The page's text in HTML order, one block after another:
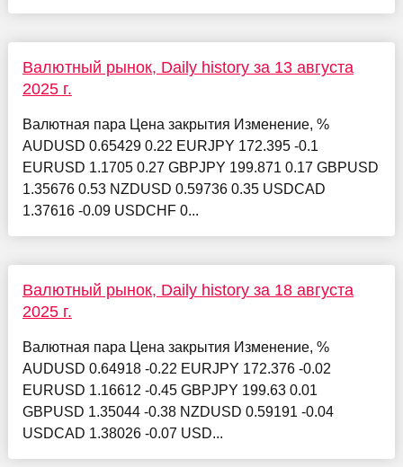
Валютный рынок, Daily history за 13 августа
2025 г.
Валютная пара Цена закрытия Изменение, %
AUDUSD 0.65429 0.22 EURJPY 172.395 -0.1
EURUSD 1.1705 0.27 GBPJPY 199.871 0.17 GBPUSD
1.35676 0.53 NZDUSD 0.59736 0.35 USDCAD
1.37616 -0.09 USDCHF 0...
Валютный рынок, Daily history за 18 августа
2025 г.
Валютная пара Цена закрытия Изменение, %
AUDUSD 0.64918 -0.22 EURJPY 172.376 -0.02
EURUSD 1.16612 -0.45 GBPJPY 199.63 0.01
GBPUSD 1.35044 -0.38 NZDUSD 0.59191 -0.04
USDCAD 1.38026 -0.07 USD...